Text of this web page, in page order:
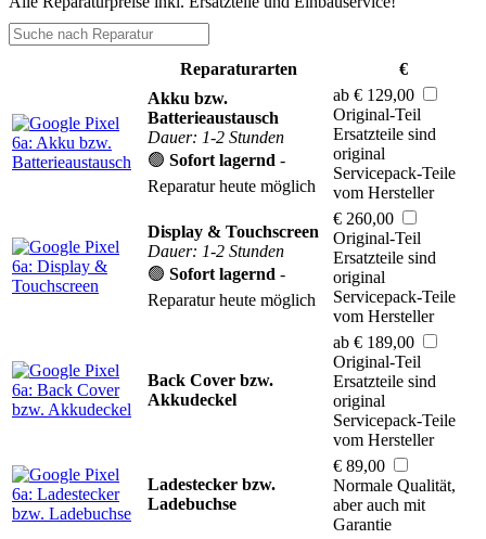
Reparaturarten
€
Akku bzw.
Batterieaustausch
Dauer: 1-2 Stunden
🟢 Sofort lagernd -
Reparatur heute möglich
ab € 129,00
Original-Teil
Ersatzteile sind
original
Servicepack-Teile
vom Hersteller
Display & Touchscreen
Dauer: 1-2 Stunden
🟢 Sofort lagernd -
Reparatur heute möglich
€ 260,00
Original-Teil
Ersatzteile sind
original
Servicepack-Teile
vom Hersteller
Back Cover bzw.
Akkudeckel
ab € 189,00
Original-Teil
Ersatzteile sind
original
Servicepack-Teile
vom Hersteller
Ladestecker bzw.
Ladebuchse
€ 89,00
Normale Qualität,
aber auch mit
Garantie